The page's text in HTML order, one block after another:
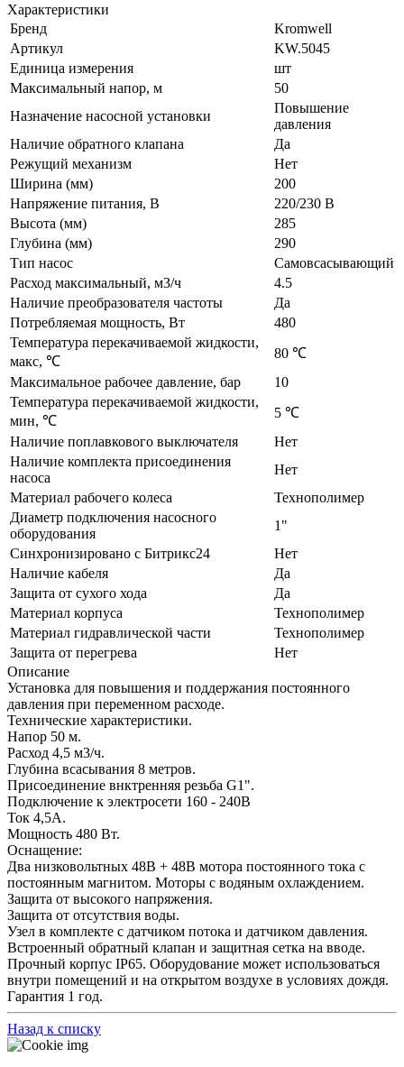
Характеристики
Бренд
Kromwell
Артикул
KW.5045
Единица измерения
шт
Максимальный напор, м
50
Назначение насосной установки
Повышение
давления
Наличие обратного клапана
Да
Режущий механизм
Нет
Ширина (мм)
200
Напряжение питания, В
220/230 В
Высота (мм)
285
Глубина (мм)
290
Тип насос
Самовсасывающий
Расход максимальный, м3/ч
4.5
Наличие преобразователя частоты
Да
Потребляемая мощность, Вт
480
Температура перекачиваемой жидкости,
макс, ℃
80 ℃
Максимальное рабочее давление, бар
10
Температура перекачиваемой жидкости,
мин, ℃
5 ℃
Наличие поплавкового выключателя
Нет
Наличие комплекта присоединения
насоса
Нет
Материал рабочего колеса
Технополимер
Диаметр подключения насосного
оборудования
1"
Синхронизировано с Битрикс24
Нет
Наличие кабеля
Да
Защита от сухого хода
Да
Материал корпуса
Технополимер
Материал гидравлической части
Технополимер
Защита от перегрева
Нет
Описание
Установка для повышения и поддержания постоянного
давления при переменном расходе.
Технические характеристики.
Напор 50 м.
Расход 4,5 м3/ч.
Глубина всасывания 8 метров.
Присоединение внктренняя резьба G1".
Подключение к электросети 160 - 240В
Ток 4,5А.
Мощность 480 Вт.
Оснащение:
Два низковольтных 48В + 48В мотора постоянного тока с
постоянным магнитом. Моторы с водяным охлаждением.
Защита от высокого напряжения.
Защита от отсутствия воды.
Узел в комплекте с датчиком потока и датчиком давления.
Встроенный обратный клапан и защитная сетка на вводе.
Прочный корпус IP65. Оборудование может использоваться
внутри помещений и на открытом воздухе в условиях дождя.
Гарантия 1 год.
Назад к списку